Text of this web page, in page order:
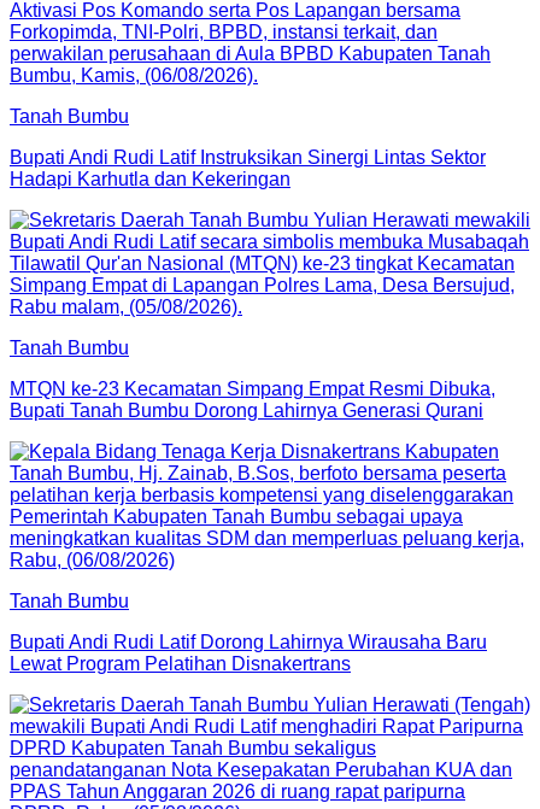
Tanah Bumbu
Bupati Andi Rudi Latif Instruksikan Sinergi Lintas Sektor
Hadapi Karhutla dan Kekeringan
Tanah Bumbu
MTQN ke-23 Kecamatan Simpang Empat Resmi Dibuka,
Bupati Tanah Bumbu Dorong Lahirnya Generasi Qurani
Tanah Bumbu
Bupati Andi Rudi Latif Dorong Lahirnya Wirausaha Baru
Lewat Program Pelatihan Disnakertrans